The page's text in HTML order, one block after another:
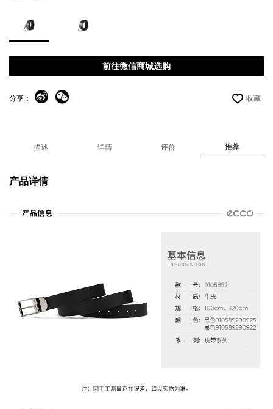
前往微信商城选购
分享： 收藏
描述 详情 评价 推荐
产品详情